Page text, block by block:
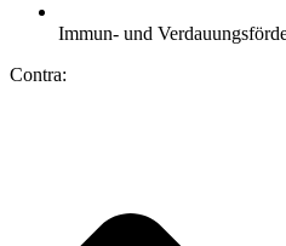
Immun- und
Contra: